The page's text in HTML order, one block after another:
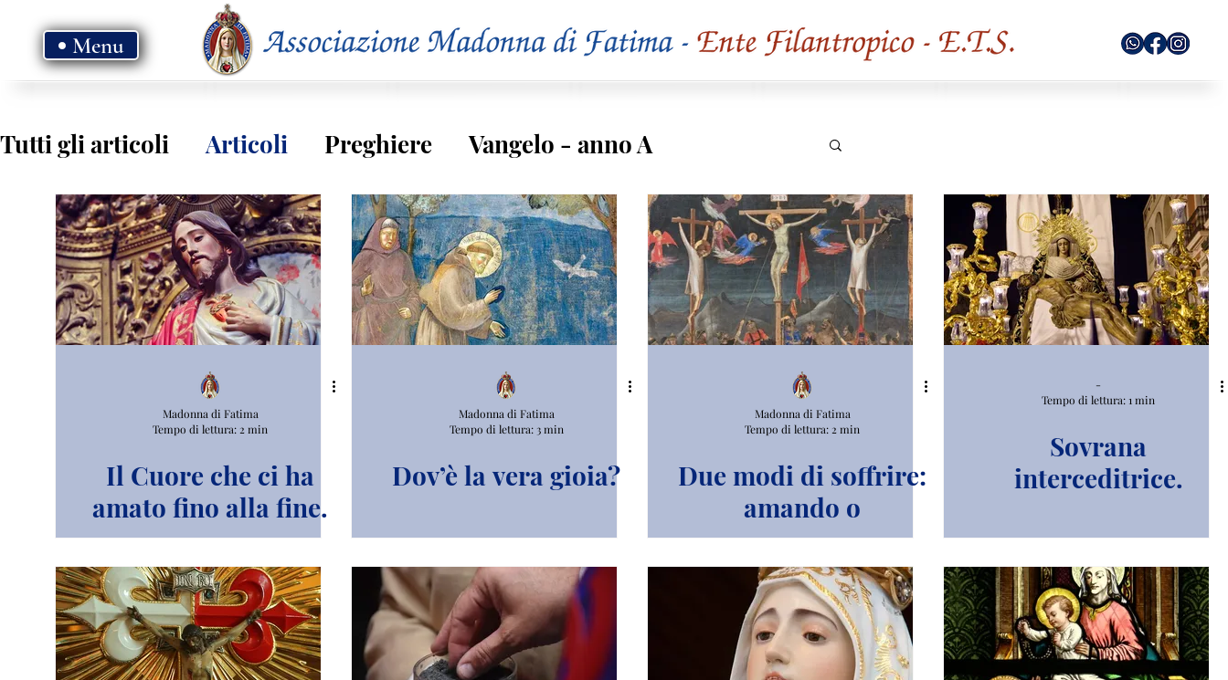
Menu
Tutti gli articoli Articoli Preghiere Vangelo - anno A
Vangelo - anno B Vangelo - anno C
Madonna di Fatima
Tempo di lettura: 2 min
Il Cuore che ci ha
amato fino alla fine.
Madonna di Fatima
Tempo di lettura: 3 min
Dov’è la vera gioia?
Madonna di Fatima
Tempo di lettura: 2 min
Due modi di soffrire:
amando o
ribellandosi
-
Tempo di lettura: 1 min
Sovrana
interceditrice.